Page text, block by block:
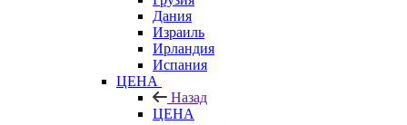
Дания
Израиль
Ирландия
Испания
ЦЕНА
Назад
ЦЕНА